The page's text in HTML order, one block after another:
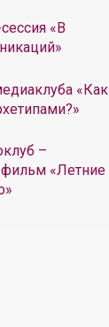
«В
«Как
–
«Летние